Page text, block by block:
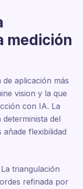
medición
de aplicación más
vision y la que
con IA. La
del
flexibilidad
triangulación
refinada por